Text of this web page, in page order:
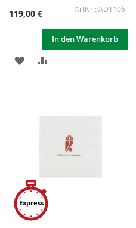
119,00 €
AD1106
In den Warenkorb
ZUR
Express